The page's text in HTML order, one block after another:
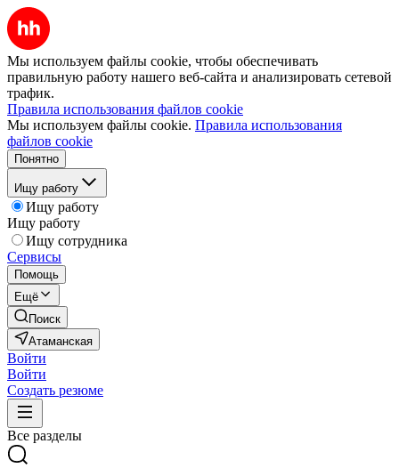
Мы используем файлы cookie, чтобы обеспечивать
правильную работу нашего веб-сайта и анализировать сетевой
трафик.
Правила использования файлов cookie
Мы используем файлы cookie. Правила использования
файлов cookie
Понятно
Ищу работу
Ищу работу
Ищу работу
Ищу сотрудника
Сервисы
Помощь
Ещё
Поиск
Атаманская
Войти
Войти
Создать резюме
Все разделы